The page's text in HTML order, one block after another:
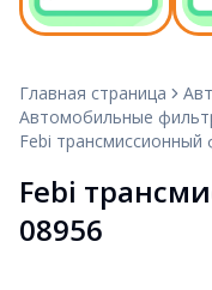
Главная страница
Автомобильные
Febi трансмиссионный
Febi
08956